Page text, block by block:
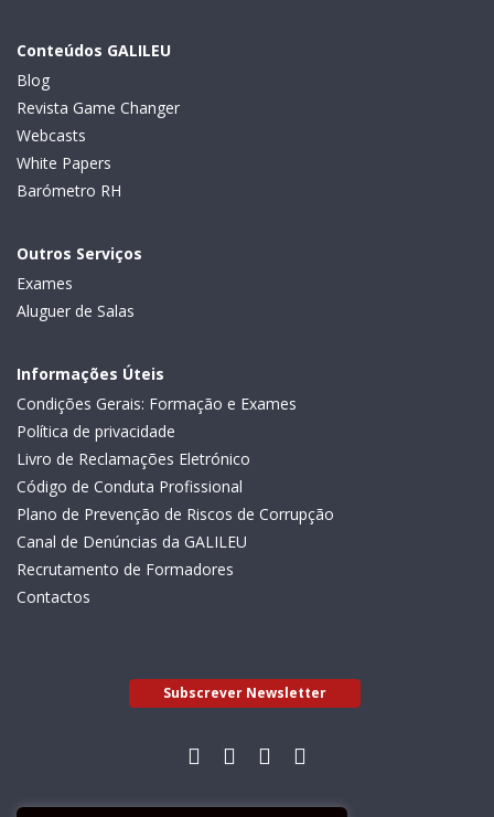
Conteúdos GALILEU
Blog
Revista Game Changer
Webcasts
White Papers
Barómetro RH
Outros Serviços
Exames
Aluguer de Salas
Informações Úteis
Condições Gerais: Formação e Exames
Política de privacidade
Livro de Reclamações Eletrónico
Código de Conduta Profissional
Plano de Prevenção de Riscos de Corrupção
Canal de Denúncias da GALILEU
Recrutamento de Formadores
Contactos
Subscrever Newsletter